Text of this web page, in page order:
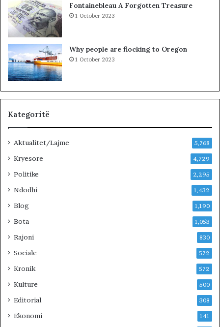
O
H
A
T
A
Z
H
D
U
K
I
U
N
H
R
U
N
Fontainebleau A Forgotten Treasure
1 October 2023
Why people are flocking to Oregon
1 October 2023
Kategoritë
Aktualitet/Lajme 5,768
Kryesore 4,729
Politike 2,295
Ndodhi 1,432
Blog 1,190
Bota 1,053
Rajoni 830
Sociale 572
Kronik 572
Kulture 500
Editorial 308
Ekonomi 141